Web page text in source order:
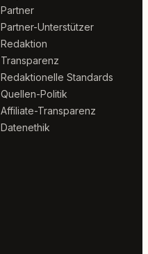
Partner
Partner-Unterstützer
Redaktion
Transparenz
Redaktionelle Standards
Quellen-Politik
Affiliate-Transparenz
Datenethik